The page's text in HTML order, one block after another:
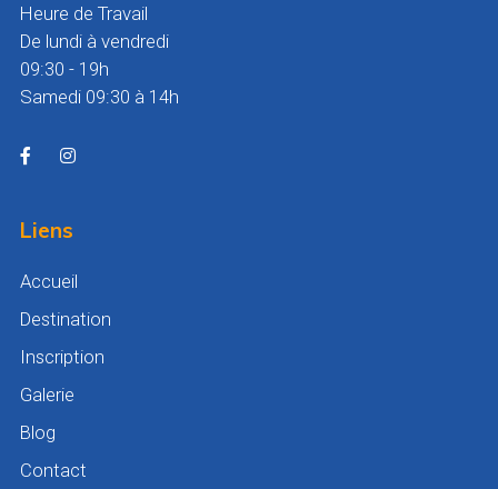
Heure de Travail
De lundi à vendredi
09:30 - 19h
Samedi 09:30 à 14h
Liens
Accueil
Destination
Inscription
Galerie
Blog
Contact